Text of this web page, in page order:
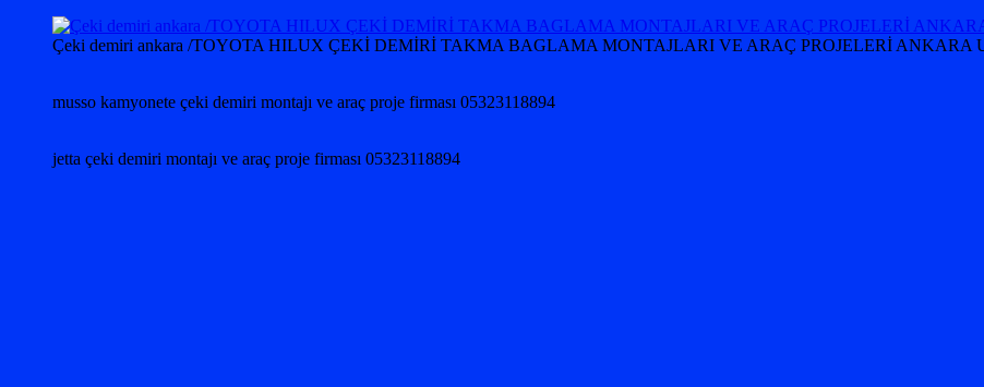
Çeki demiri ankara /TOYOTA HILUX ÇEKİ DEMİRİ TAKMA BAGLAMA MONTAJLARI VE ARAÇ PROJELERİ ANKARA
musso kamyonete çeki demiri montajı ve araç proje firması 05323118894
jetta çeki demiri montajı ve araç proje firması 05323118894